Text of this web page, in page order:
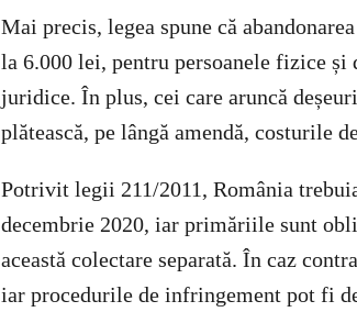
Mai precis, legea spune că
la 6.000 lei, pentru persoanele fizice și
juridice. În plus, cei care aruncă
plătească, pe lângă amendă, costurile
Potrivit legii 211/2011, România
decembrie 2020, iar primăriile sunt
această colectare separată. În caz
iar procedurile de infringement pot fi